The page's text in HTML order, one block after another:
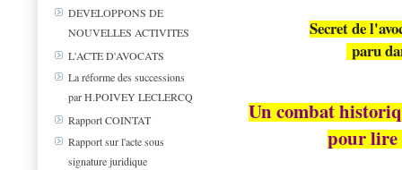
DEVELOPPONS DE
NOUVELLES ACTIVITES
L'ACTE D'AVOCATS
La réforme des successions
par H.POIVEY LECLERCQ
Rapport COINTAT
Rapport sur l'acte sous
signature juridique
Secret de
paru
Un combat
pour